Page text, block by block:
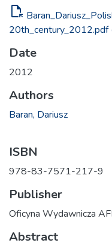
file_open
20th_century_2012.pdf
Date
2012
Authors
Baran, Dariusz
ISBN
978-83-7571-217-9
Publisher
Oficyna Wydawnicza
Abstract